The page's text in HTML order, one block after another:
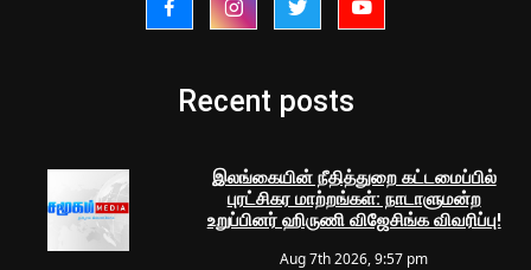
Recent posts
இலங்கையின் நீதித்துறை கட்டமைப்பில்
புரட்சிகர மாற்றங்கள்: நாடாளுமன்ற
உறுப்பினர் ஹிருணி விஜேசிங்க விவரிப்பு!
Aug 7th 2026, 9:57 pm